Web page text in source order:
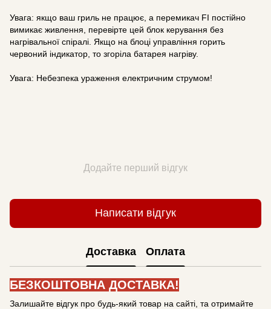
Увага: якщо ваш гриль не працює, а перемикач FI постійно
вимикає живлення, перевірте цей блок керування без
нагрівальної спіралі. Якщо на блоці управління горить
червоний індикатор, то згоріла батарея нагріву.
Увага: Небезпека ураження електричним струмом!
Додайте перший відгук
Написати відгук
Доставка Оплата
БЕЗКОШТОВНА ДОСТАВКА!
Залишайте відгук про будь-який товар на сайті, та отримайте